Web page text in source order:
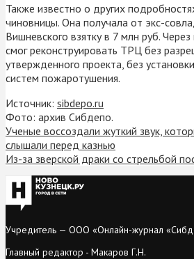
Также известно о других
чиновницы. Она получала от экс-
Вишневского взятку в 7 млн руб. Через
смог реконструировать ТРЦ без
утвержденного проекта, без
систем пожаротушения.
Источник: sibdepo.ru
Фото: архив Сибдепо.
Ученые воссоздали жуткий звук,
слышали перед казнью
Из-за зверской драки со стрельбой
Учредитель — ООО «Онлайн-журнал
Главный редактор - Макаров Г.Н.